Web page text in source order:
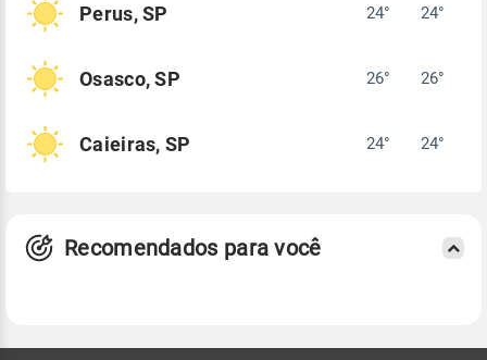
Perus, SP 24° 24°
Osasco, SP 26° 26°
Caieiras, SP 24° 24°
Recomendados para você